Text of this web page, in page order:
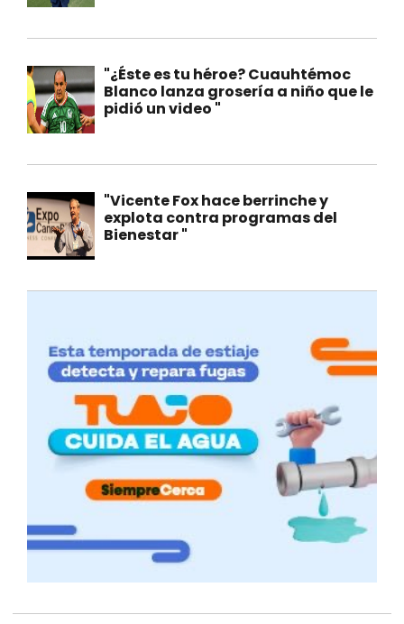
"¿Éste es tu héroe? Cuauhtémoc
Blanco lanza grosería a niño que le
pidió un video "
"Vicente Fox hace berrinche y
explota contra programas del
Bienestar "